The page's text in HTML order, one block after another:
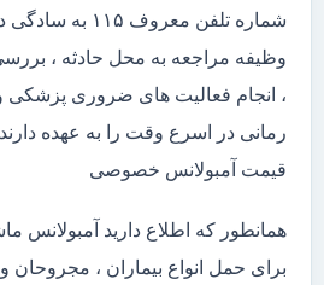
شماره تلفن
وظیفه مراجعه به محل حادثه ،
، انجام فعالیت های ضروری پزشکی و
رمانی در اسرع وقت را به عهده
قیمت آمبولانس خصوصی
همانطور که اطلاع دارید آمبولانس
برای حمل انواع بیماران ، مجروحان